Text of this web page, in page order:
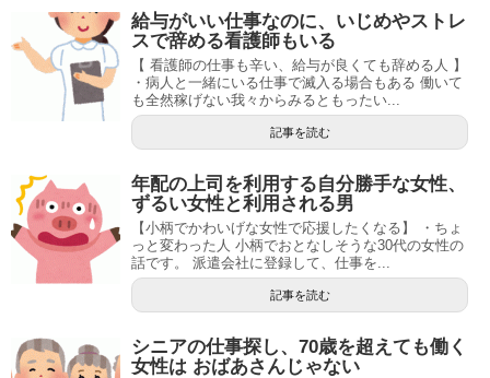
給与がいい仕事なのに、いじめやストレ
スで辞める看護師もいる
【 看護師の仕事も辛い、給与が良くても辞める人 】
・病人と一緒にいる仕事で滅入る場合もある 働いて
も全然稼げない我々からみるともったい...
記事を読む
年配の上司を利用する自分勝手な女性、
ずるい女性と利用される男
【小柄でかわいげな女性で応援したくなる】 ・ちょ
っと変わった人 小柄でおとなしそうな30代の女性の
話です。 派遣会社に登録して、仕事を...
記事を読む
シニアの仕事探し、70歳を超えても働く
女性は おばあさんじゃない